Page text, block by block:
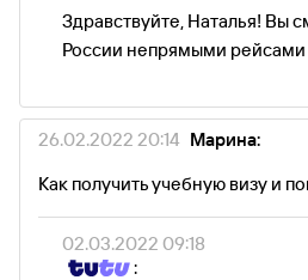
Здравствуйте, Наталья! Вы
России непрямыми рейсами
26.02.2022 20:14 Марина:
Как получить учебную визу и
02.03.2022 09:18
: